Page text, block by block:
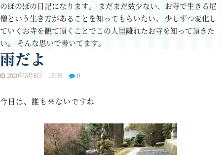
のほのぼの日記になります。 まだまだ数少ない、お寺で生きる尼
僧という生き方があることを知ってもらいたい。
少しずつ変化し
ていくお寺を観て頂くことでこの人里離れたお寺を知って頂きた
い。 そんな思いで書いてます。
雨だよ
2020年3月8日 15:59 0
今日は、誰も来ないですね